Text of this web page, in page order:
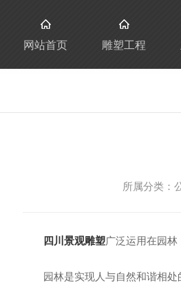
网站首页 雕塑工程
所属分类：
四川景观雕塑广泛运用在园
园林是实现人与自然和谐相